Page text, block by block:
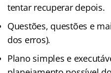
tentar recuperar depois.
Questões, questões e
dos erros).
Plano simples e